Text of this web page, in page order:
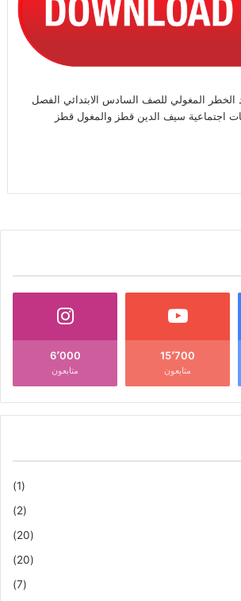
المغولي للصف السادس الابتدائي الفصل
اجتماعية سيف الدين قطز والمغول قطز
15٬700
متابعون
6٬000
متابعون
(1)
(2)
(20)
(20)
(7)